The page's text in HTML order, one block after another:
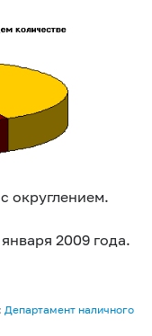
округлением.
2009 года.
Департамент наличного